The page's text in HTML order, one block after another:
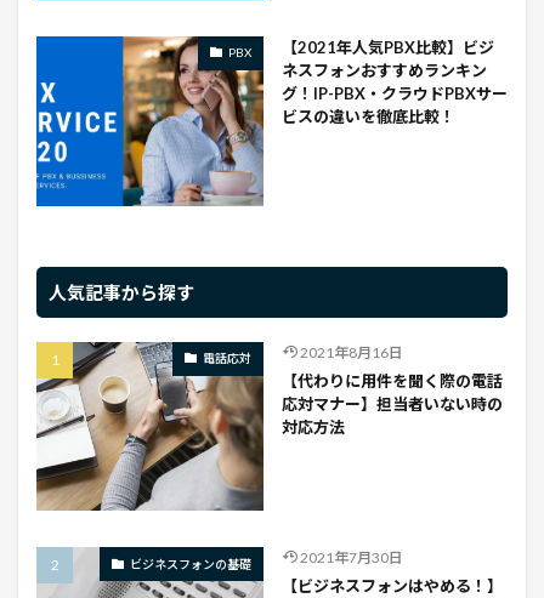
PBX
【2021年人気PBX比較】ビジ
ネスフォンおすすめランキン
グ！IP-PBX・クラウドPBXサー
ビスの違いを徹底比較！
人気記事から探す
電話応対 2021年8月16日
【代わりに用件を聞く際の電話
応対マナー】担当者いない時の
対応方法
ビジネスフォンの基礎 2021年7月30日
【ビジネスフォンはやめる！】